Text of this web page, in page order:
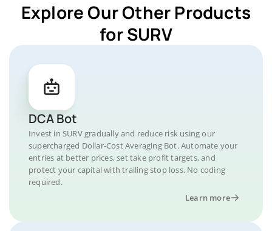
Explore Our Other Products
for SURV
DCA Bot
Invest in SURV gradually and reduce risk using our
supercharged Dollar-Cost Averaging Bot. Automate your
entries at better prices, set take profit targets, and
protect your capital with trailing stop loss. No coding
required.
Learn more